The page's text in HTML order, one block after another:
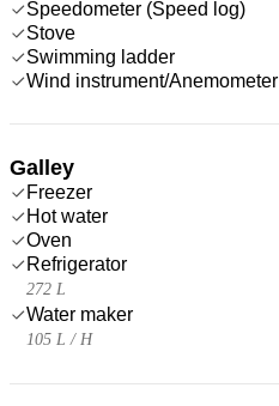
Speedometer (Speed log)
Stove
Swimming ladder
Wind instrument/Anemometer
Galley
Freezer
Hot water
Oven
Refrigerator
272 L
Water maker
105 L / H